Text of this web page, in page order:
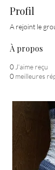
Profil
A rejoint le
À propos
0 J'aime reçu
0 meilleures